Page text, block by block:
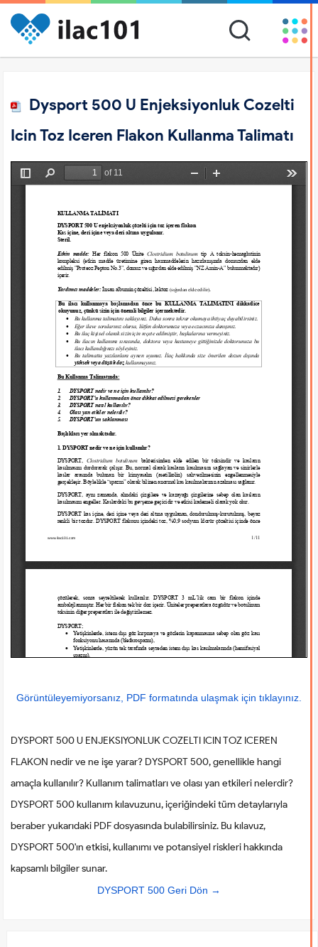
Dysport 500 U Enjeksiyonluk Cozelti
Icin Toz Iceren Flakon Kullanma Talimatı
Görüntüleyemiyorsanız, PDF formatında ulaşmak için tıklayınız.
DYSPORT 500 U ENJEKSIYONLUK COZELTI ICIN TOZ ICEREN
FLAKON nedir ve ne işe yarar? DYSPORT 500, genellikle hangi
amaçla kullanılır? Kullanım talimatları ve olası yan etkileri nelerdir?
DYSPORT 500 kullanım kılavuzunu, içeriğindeki tüm detaylarıyla
beraber yukarıdaki PDF dosyasında bulabilirsiniz. Bu kılavuz,
DYSPORT 500'ın etkisi, kullanımı ve potansiyel riskleri hakkında
kapsamlı bilgiler sunar.
DYSPORT 500 Geri Dön →